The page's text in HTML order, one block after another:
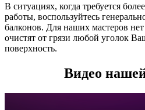
В ситуациях, когда требуется
работы, воспользуйтесь
балконов. Для наших мастеров
очистят от грязи любой уголок
поверхность.
Видео